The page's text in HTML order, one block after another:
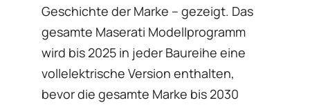
Geschichte der Marke – gezeigt. Das
gesamte Maserati Modellprogramm
wird bis 2025 in jeder Baureihe eine
vollelektrische Version enthalten,
bevor die gesamte Marke bis 2030